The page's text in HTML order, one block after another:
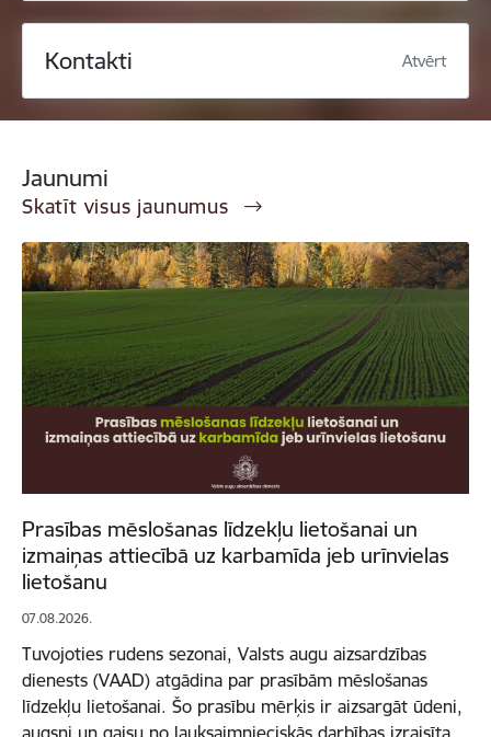
Kontakti Atvērt
Jaunumi
Skatīt visus jaunumus
Prasības mēslošanas līdzekļu lietošanai un
izmaiņas attiecībā uz karbamīda jeb urīnvielas
lietošanu
07.08.2026.
Tuvojoties rudens sezonai, Valsts augu aizsardzības
dienests (VAAD) atgādina par prasībām mēslošanas
līdzekļu lietošanai. Šo prasību mērķis ir aizsargāt ūdeni,